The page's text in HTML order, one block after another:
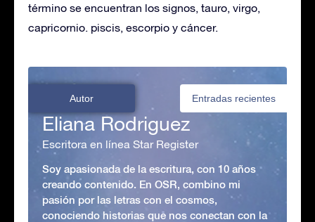
término se encuentran los signos, tauro, virgo,
capricornio. piscis, escorpio y cáncer.
Autor Entradas recientes
Eliana Rodriguez
Escritora en línea Star Register
Soy apasionada de la escritura, con 10 años
creando contenido. En OSR, combino mi
pasión por las letras con el cosmos,
conociendo historias que nos conectan con la